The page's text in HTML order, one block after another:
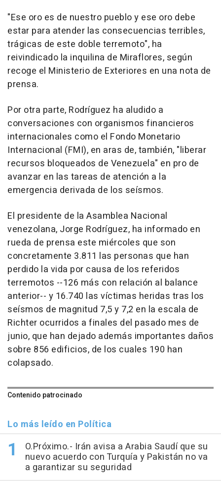
"Ese oro es de nuestro pueblo y ese oro debe
estar para atender las consecuencias terribles,
trágicas de este doble terremoto", ha
reivindicado la inquilina de Miraflores, según
recoge el Ministerio de Exteriores en una nota de
prensa.
Por otra parte, Rodríguez ha aludido a
conversaciones con organismos financieros
internacionales como el Fondo Monetario
Internacional (FMI), en aras de, también, "liberar
recursos bloqueados de Venezuela" en pro de
avanzar en las tareas de atención a la
emergencia derivada de los seísmos.
El presidente de la Asamblea Nacional
venezolana, Jorge Rodríguez, ha informado en
rueda de prensa este miércoles que son
concretamente 3.811 las personas que han
perdido la vida por causa de los referidos
terremotos --126 más con relación al balance
anterior-- y 16.740 las víctimas heridas tras los
seísmos de magnitud 7,5 y 7,2 en la escala de
Richter ocurridos a finales del pasado mes de
junio, que han dejado además importantes daños
sobre 856 edificios, de los cuales 190 han
colapsado.
Contenido patrocinado
Lo más leído en Política
O.Próximo.- Irán avisa a Arabia Saudí que su
nuevo acuerdo con Turquía y Pakistán no va
a garantizar su seguridad